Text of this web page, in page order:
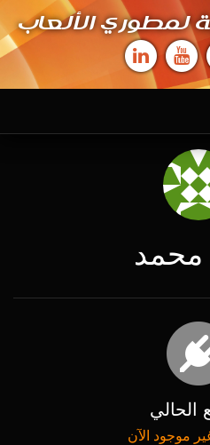
لمطوري الألعاب
محمد
الحالي
موجود الآن